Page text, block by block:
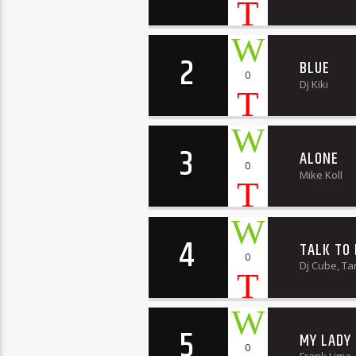
2 0 BLUE
Dj Kiki
3 0 ALONE
Mike Koll
4 0 TALK TO
Dj Cube,
0 MY LADY